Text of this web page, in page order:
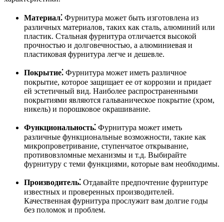
Материал⁚ Фурнитура может быть изготовлена из
различных материалов, таких как сталь, алюминий или
пластик. Стальная фурнитура отличается высокой
прочностью и долговечностью, а алюминиевая и
пластиковая фурнитура легче и дешевле.
Покрытие⁚ Фурнитура может иметь различное
покрытие, которое защищает ее от коррозии и придает
ей эстетичный вид. Наиболее распространенными
покрытиями являются гальваническое покрытие (хром,
никель) и порошковое окрашивание.
Функциональность⁚ Фурнитура может иметь
различные функциональные возможности, такие как
микропроветривание, ступенчатое открывание,
противовзломные механизмы и т.д. Выбирайте
фурнитуру с теми функциями, которые вам необходимы.
Производитель⁚ Отдавайте предпочтение фурнитуре
известных и проверенных производителей.
Качественная фурнитура прослужит вам долгие годы
без поломок и проблем.